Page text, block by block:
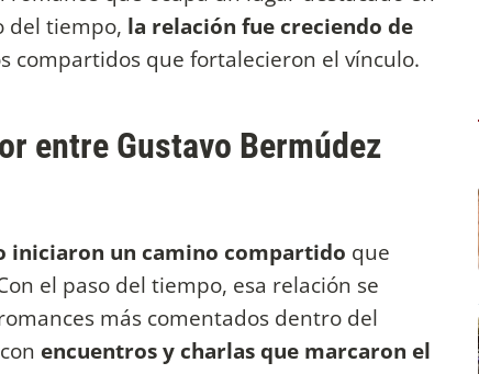
del tiempo, la relación fue creciendo de
compartidos que fortalecieron el vínculo.
entre Gustavo Bermúdez
iniciaron un camino compartido que
el paso del tiempo, esa relación se
más comentados dentro del
encuentros y charlas que marcaron el